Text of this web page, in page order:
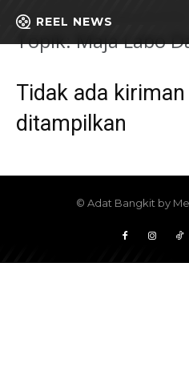
REEL NEWS
Beranda Topik
Topik: Maja Labo
Tidak ada kiriman
ditampilkan
© Adat Bangkit by